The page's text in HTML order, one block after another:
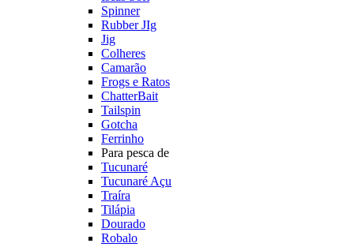
Spinner
Rubber JIg
Jig
Colheres
Camarão
Frogs e Ratos
ChatterBait
Tailspin
Gotcha
Ferrinho
Para pesca de
Tucunaré
Tucunaré Açu
Traíra
Tilápia
Dourado
Robalo